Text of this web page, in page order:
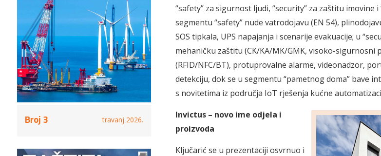
Broj 3 travanj 2026.
“safety” za sigurnost ljudi, “security” za zaštitu imovine i
segmentu “safety” nude vatrodojavu (EN 54),
SOS tipkala, UPS napajanja i scenarije eva­­kuacije; u
mehaničku zaštitu (CK/KA/MK/GMK, visoko-
(RFID/NFC/BT), protuprovalne alarme, videonadzor,
detekciju, dok se u segmentu “pametnog doma” bave
s novitetima iz područja IoT rje­­šenja kućne
Invictus – novo ime odjela i
proizvoda
Ključarić se u prezentaciji osvr­­nuo i